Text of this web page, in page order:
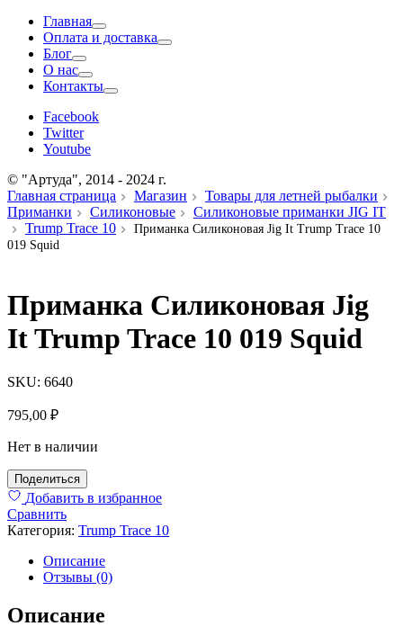
Главная
Оплата и доставка
Блог
О нас
Контакты
Facebook
Twitter
Youtube
© "Артуда", 2014 - 2024 г.
Главная страница
Магазин
Товары для летней рыбалки
Приманки
Силиконовые
Силиконовые приманки JIG IT
Trump Trace 10
Приманка Силиконовая Jig It Trump Trace 10
019 Squid
Приманка Силиконовая Jig
It Trump Trace 10 019 Squid
SKU: 6640
795,00 ₽
Нет в наличии
Поделиться
Добавить в избранное
Сравнить
Категория: Trump Trace 10
Описание
Отзывы (0)
Описание